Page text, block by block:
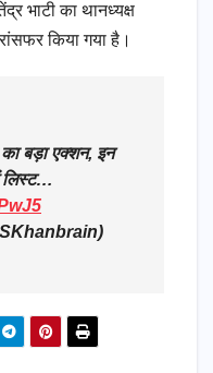
भाटी का थानध्यक्ष
किया गया है।
बड़ा एक्शन, इन
लिस्ट…